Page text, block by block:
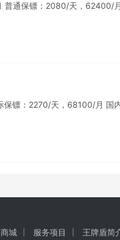
通保镖：2080/天，62400/
镖：2270/天，68100/月 国
城 服务项目 王牌盾简